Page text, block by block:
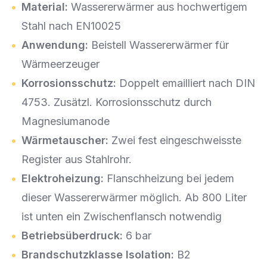
Material: Wassererwärmer aus hochwertigem
Stahl nach EN10025
Anwendung: Beistell Wassererwärmer für
Wärmeerzeuger
Korrosionsschutz: Doppelt emailliert nach DIN
4753. Zusätzl. Korrosionsschutz durch
Magnesiumanode
Wärmetauscher: Zwei fest eingeschweisste
Register aus Stahlrohr.
Elektroheizung: Flanschheizung bei jedem
dieser Wassererwärmer möglich. Ab 800 Liter
ist unten ein Zwischenflansch notwendig
Betriebsüberdruck: 6 bar
Brandschutzklasse Isolation: B2